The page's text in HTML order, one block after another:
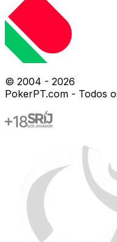
© 2004 - 2026
PokerPT.com - Todos